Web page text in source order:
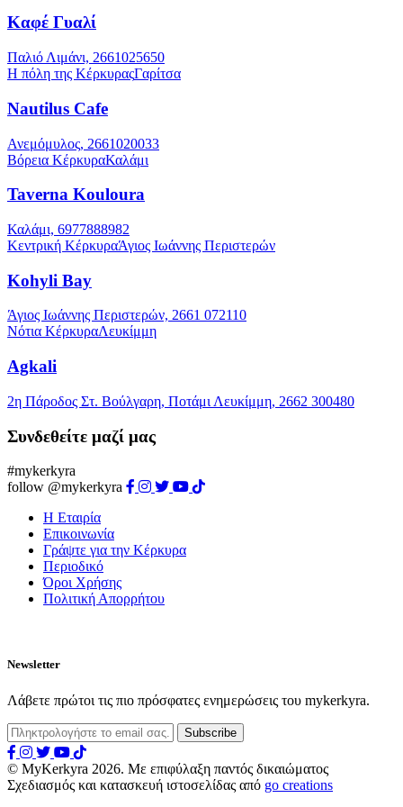
Καφέ Γυαλί
Παλιό Λιμάνι, 2661025650
Η πόλη της ΚέρκυραςΓαρίτσα
Nautilus Cafe
Ανεμόμυλος, 2661020033
Βόρεια ΚέρκυραΚαλάμι
Taverna Kouloura
Καλάμι, 6977888982
Κεντρική ΚέρκυραΆγιος Ιωάννης Περιστερών
Kohyli Bay
Άγιος Ιωάννης Περιστερών, 2661 072110
Νότια ΚέρκυραΛευκίμμη
Agkali
2η Πάροδος Στ. Βούλγαρη, Ποτάμι Λευκίμμη, 2662 300480
Συνδεθείτε μαζί μας
#mykerkyra
follow @mykerkyra
Η Εταιρία
Επικοινωνία
Γράψτε για την Κέρκυρα
Περιοδικό
Όροι Χρήσης
Πολιτική Απορρήτου
Newsletter
Λάβετε πρώτοι τις πιο πρόσφατες ενημερώσεις του mykerkyra.
© MyKerkyra 2026. Με επιφύλαξη παντός δικαιώματος
Σχεδιασμός και κατασκευή ιστοσελίδας από go creations